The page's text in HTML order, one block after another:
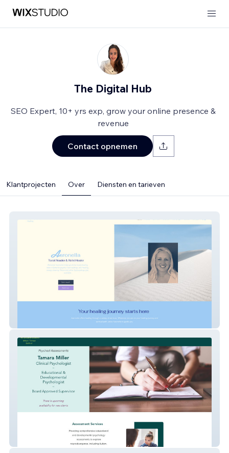
The Digital Hub
SEO Expert, 10+ yrs exp, grow your online presence &
revenue
Contact opnemen
Klantprojecten Over Diensten en tarieven
Aaronella - Tarot Readings & Reiki
Psyched Assessments